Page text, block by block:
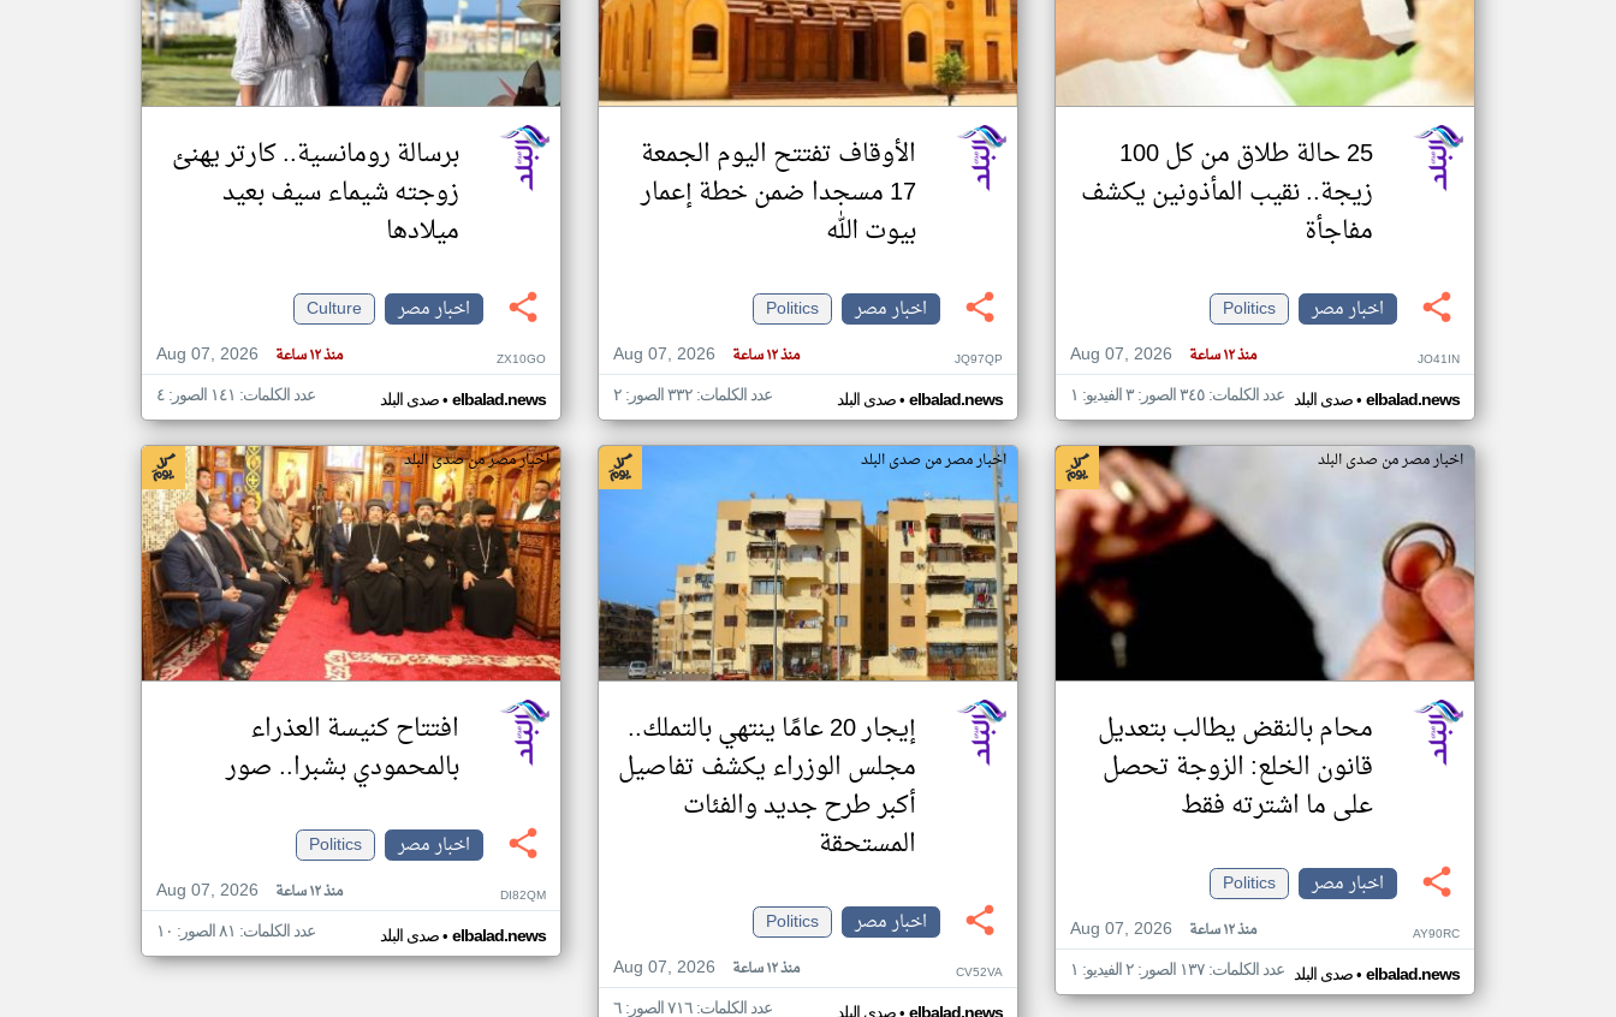
تغيير الدولة
اخبار مصر على مدار الساعة
أهم اخبار مصر العاجلة والمباشرة
25 حالة طلاق من كل 100
زيجة.. نقيب المأذونين يكشف
مفاجأة
اخبار مصر
Politics
Aug 07, 2026
منذ ١٢ ساعة JO41IN
صدى البلد• elbalad.news عدد الكلمات: ٣٤٥ الصور: ٣ الفيديو: ١
الأوقاف تفتتح اليوم الجمعة
17 مسجدا ضمن خطة إعمار
بيوت الله
اخبار مصر
Politics
Aug 07, 2026
منذ ١٢ ساعة JQ97QP
صدى البلد• elbalad.news عدد الكلمات: ٣٣٢ الصور: ٢
برسالة رومانسية.. كارتر يهنئ
زوجته شيماء سيف بعيد
ميلادها
اخبار مصر
Culture
Aug 07, 2026
منذ ١٢ ساعة ZX10GO
صدى البلد• elbalad.news عدد الكلمات: ١٤١ الصور: ٤
اخبار مصر من صدى البلد
محام بالنقض يطالب بتعديل
قانون الخلع: الزوجة تحصل
على ما اشترته فقط
اخبار مصر
Politics
Aug 07, 2026
منذ ١٢ ساعة AY90RC
صدى البلد• elbalad.news عدد الكلمات: ١٣٧ الصور: ٢ الفيديو: ١
اخبار مصر من صدى البلد
إيجار 20 عامًا ينتهي بالتملك..
مجلس الوزراء يكشف تفاصيل
أكبر طرح جديد والفئات
المستحقة
اخبار مصر
Politics
Aug 07, 2026
منذ ١٢ ساعة CV52VA
صدى البلد elbalad.news عدد الكلمات: ٧١٦ الصور: ٦
اخبار مصر من صدى البلد
افتتاح كنيسة العذراء
بالمحمودي بشبرا.. صور
اخبار مصر
Politics
Aug 07, 2026
منذ ١٢ ساعة DI82QM
صدى البلد• elbalad.news عدد الكلمات: ٨١ الصور: ١٠
klyoum.com